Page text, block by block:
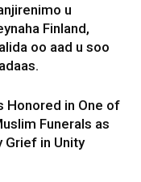
u
Finland,
oo aad u soo
Honored in One of
Funerals as
Grief in Unity